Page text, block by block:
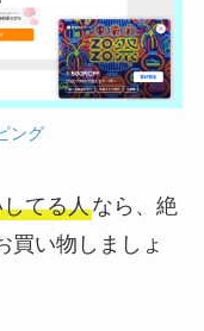
ング
てる人なら、絶
買い物しましょ